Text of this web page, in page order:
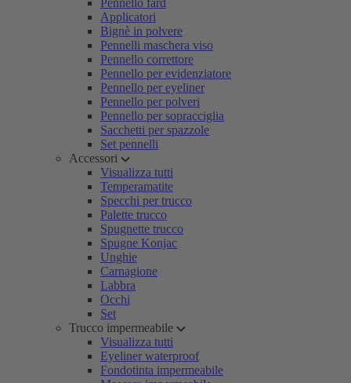
Pennello fard
Applicatori
Bignè in polvere
Pennelli maschera viso
Pennello correttore
Pennello per evidenziatore
Pennello per eyeliner
Pennello per polveri
Pennello per sopracciglia
Sacchetti per spazzole
Set pennelli
Accessori
Visualizza tutti
Temperamatite
Specchi per trucco
Palette trucco
Spugnette trucco
Spugne Konjac
Unghie
Carnagione
Labbra
Occhi
Set
Trucco impermeabile
Visualizza tutti
Eyeliner waterproof
Fondotinta impermeabile